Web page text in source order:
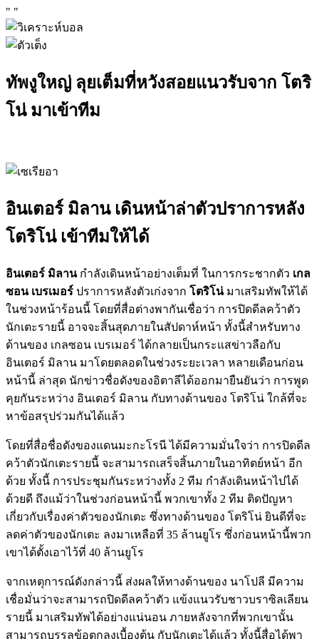
" "
ทัพงูใหญ่ ลุยเต็มที่หวังสอยแนวรับจาก โตริ
โน่ มาเข้าทีม
อินเตอร์ มิลาน เดินหน้าล่าตัวปราการหลัง
โตริโน่ เข้าทีมให้ได้
อินเตอร์ มิลานกำลังเดินหน้าอย่างเต็มที่ ในการกระชากตัว เกล
ซอน เบรเมอร์ ปราการหลังตัวเก่งจาก โตริโน่มาเสริมทัพให้ได้
ในช่วงหน้าร้อนนี้ โดยที่สื่อต่างพากันเชื่อว่า การปิดดีลคว้าตัว
นักเตะรายนี้ อาจจะสิ้นสุดภายในสัปดาห์หน้า ทั้งนี้สำหรับทาง
ด้านของ เกลซอน เบรเมอร์ ได้กลายเป็นกระแสข่าวลือกับ
อินเตอร์ มิลาน มาโดยตลอดในช่วงระยะเวลา หลายเดือนก่อน
หน้านี้ ล่าสุด นักข่าวชื่อดังของอิตาลีได้ออกมายืนยันว่า การพูด
คุยกันระหว่าง อินเตอร์ มิลาน กับทางด้านของ โตริโน่ ใกล้ที่จะ
หาข้อสรุปร่วมกันได้แล้ว
โดยที่สื่อชื่อดังของแดนมะกะโรนี ได้มีความมั่นใจว่า การปิดดีล
คว้าตัวนักเตะรายนี้ จะสามารถเสร็จสิ้นภายในอาทิตย์หน้า อีก
ด้วย ทั้งนี้ การประชุมกันระหว่างทั้ง 2 ทีม กำลังเดินหน้าไปได้
ด้วยดี ถึงแม้ว่าในช่วงก่อนหน้านี้ พวกเขาทั้ง 2 ทีม ติดปัญหา
เกี่ยวกับเรื่องค่าตัวของนักเตะ ซึ่งทางด้านของ โตริโน่ ยินดีที่จะ
ลดค่าตัวของนักเตะ ลงมาเหลือที่ 35 ล้านยูโร ซึ่งก่อนหน้านี้พวก
เขาได้ตั้งเอาไว้ที่ 40 ล้านยูโร
จากเหตุการณ์ดังกล่าวนี้ ส่งผลให้ทางด้านของ นาโปลี มีความ
เชื่อมั่นว่าจะสามารถปิดดีลคว้าตัว แข้งแนวรับชาวบราซิลเลียน
รายนี้ มาเสริมทัพได้อย่างแน่นอน ภายหลังจากที่พวกเขานั้น
สามารถบรรลุข้อตกลงเบื้องต้น กับนักเตะได้แล้ว ทั้งนี้สื่อได้พา